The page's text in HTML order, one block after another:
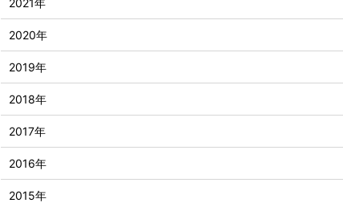
2021年
2020年
2019年
2018年
2017年
2016年
2015年